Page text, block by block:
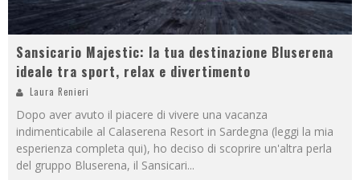
Sansicario Majestic: la tua destinazione Bluserena
ideale tra sport, relax e divertimento
Laura Renieri
Dopo aver avuto il piacere di vivere una vacanza
indimenticabile al Calaserena Resort in Sardegna (leggi la mia
esperienza completa qui), ho deciso di scoprire un'altra perla
del gruppo Bluserena, il Sansicari...